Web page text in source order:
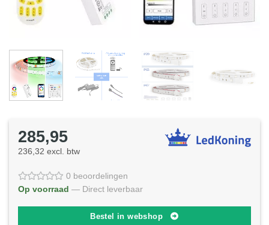
285,95
236,32 excl. btw
0 beoordelingen
Op voorraad — Direct leverbaar
Bestel in webshop